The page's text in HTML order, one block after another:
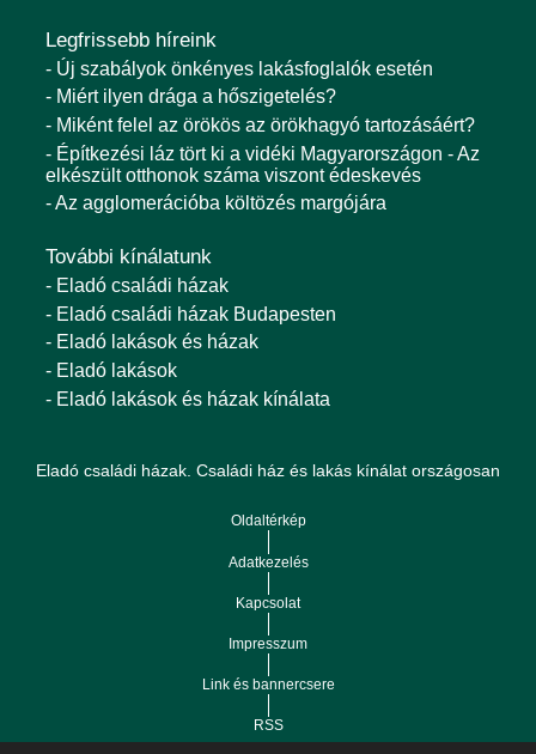
Legfrissebb híreink
- Új szabályok önkényes lakásfoglalók esetén
- Miért ilyen drága a hőszigetelés?
- Miként felel az örökös az örökhagyó tartozásáért?
- Építkezési láz tört ki a vidéki Magyarországon - Az
elkészült otthonok száma viszont édeskevés
- Az agglomerációba költözés margójára
További kínálatunk
- Eladó családi házak
- Eladó családi házak Budapesten
- Eladó lakások és házak
- Eladó lakások
- Eladó lakások és házak kínálata
Eladó családi házak. Családi ház és lakás kínálat országosan
Oldaltérkép
Adatkezelés
Kapcsolat
Impresszum
Link és bannercsere
RSS